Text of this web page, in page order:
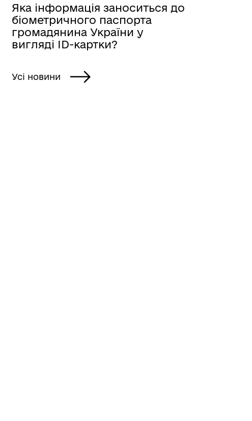
Яка інформація заноситься до
біометричного паспорта
громадянина України у
вигляді ID-картки?
Усі новини